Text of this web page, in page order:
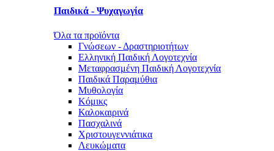
Παιδικά - Ψυχαγωγία
Όλα τα προϊόντα
Γνώσεων - Δραστηριοτήτων
Ελληνική Παιδική Λογοτεχνία
Μεταφρασμένη Παιδική Λογοτεχνία
Παιδικά Παραμύθια
Μυθολογία
Κόμικς
Καλοκαιρινά
Πασχαλινά
Χριστουγεννιάτικα
Λευκώματα